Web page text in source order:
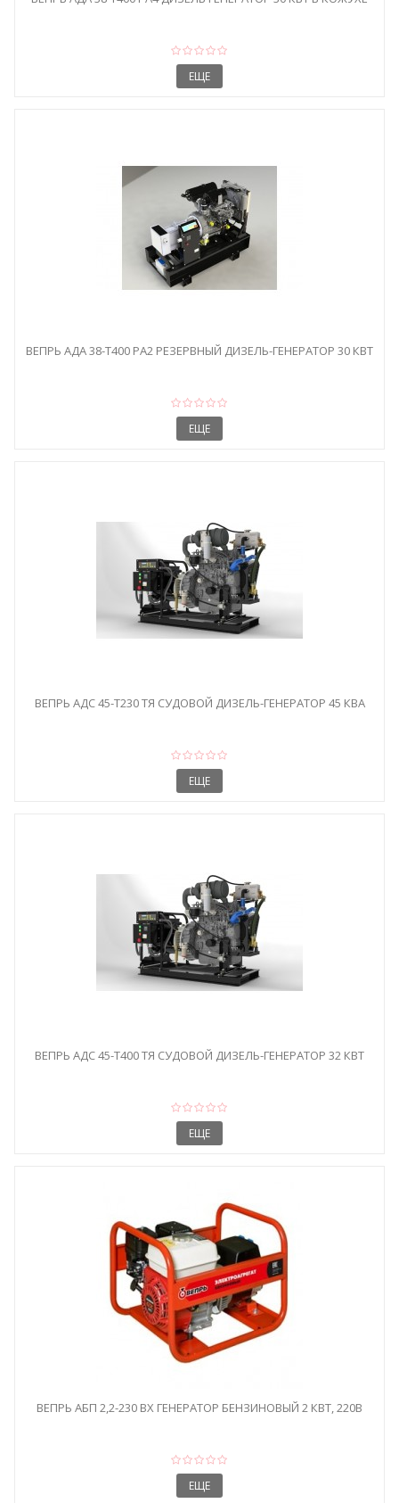
ЕЩЕ
ВЕПРЬ АДА 38-Т400 РА2 РЕЗЕРВНЫЙ ДИЗЕЛЬ-ГЕНЕРАТОР 30 КВТ
ЕЩЕ
ВЕПРЬ АДС 45-Т230 ТЯ СУДОВОЙ ДИЗЕЛЬ-ГЕНЕРАТОР 45 КВА
ЕЩЕ
ВЕПРЬ АДС 45-Т400 ТЯ СУДОВОЙ ДИЗЕЛЬ-ГЕНЕРАТОР 32 КВТ
ЕЩЕ
ВЕПРЬ АБП 2,2-230 ВХ ГЕНЕРАТОР БЕНЗИНОВЫЙ 2 КВТ, 220В
ЕЩЕ